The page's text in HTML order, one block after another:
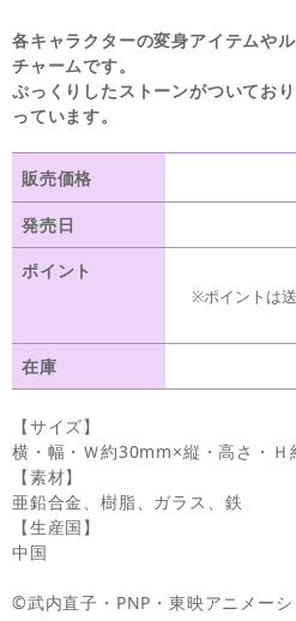
各キャラクターの変身アイテムや
チャームです。
ぷっくりしたストーンがついてお
っています。
販売価格
発売日
ポイント
※ポイントは
在庫
【サイズ】
横・幅・Ｗ約30mm×縦・高さ・
【素材】
亜鉛合金、樹脂、ガラス、鉄
【生産国】
中国
©武内直子・PNP・東映アニメーシ